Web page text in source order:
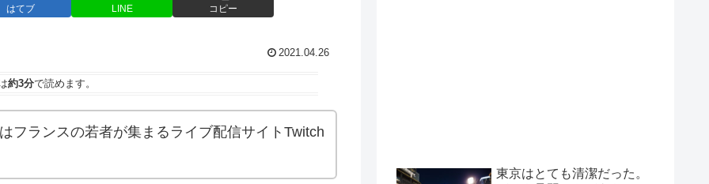
はてブ LINE コピー
2021.04.26
約3分で読めます。
フランスの若者が集まるライブ配信サイトTwitch
東京はとても清潔だった。